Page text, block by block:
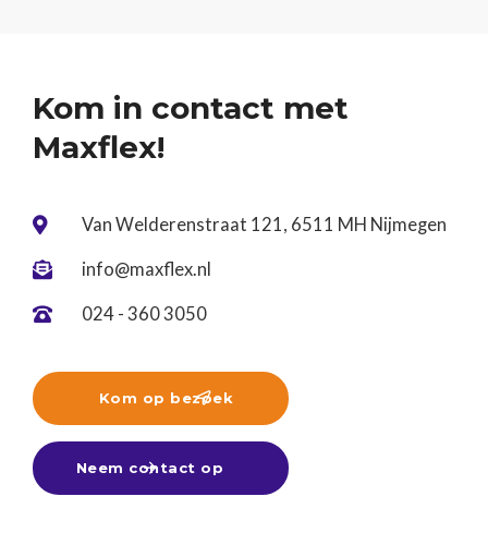
Kom in contact met
Maxflex!
 Van Welderenstraat 121, 6511 MH Nijmegen
 info@maxflex.nl
 024 - 360 3050

Kom op bezoek
Neem contact op
